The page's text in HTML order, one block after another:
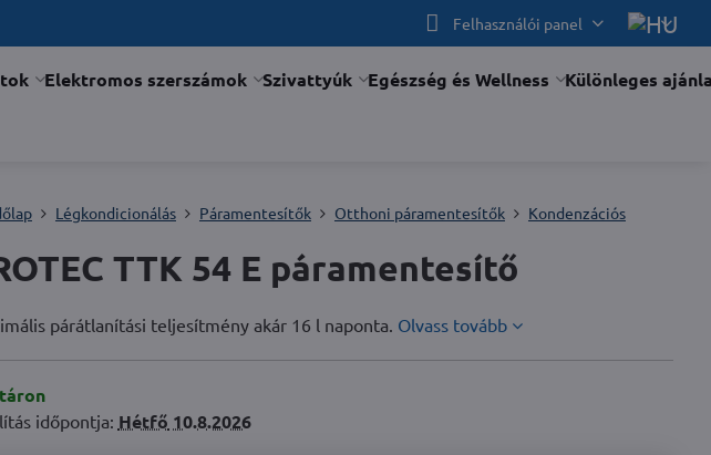
Felhasználói panel
Elektromos szerszámok Szivattyúk Egészség és Wellness Különleges
Légkondicionálás Páramentesítők Otthoni páramentesítők Kondenzációs
TTK 54 E páramentesítő
párátlanítási teljesítmény akár 16 l naponta. Olvass tovább
időpontja: Hétfő 10.8.2026